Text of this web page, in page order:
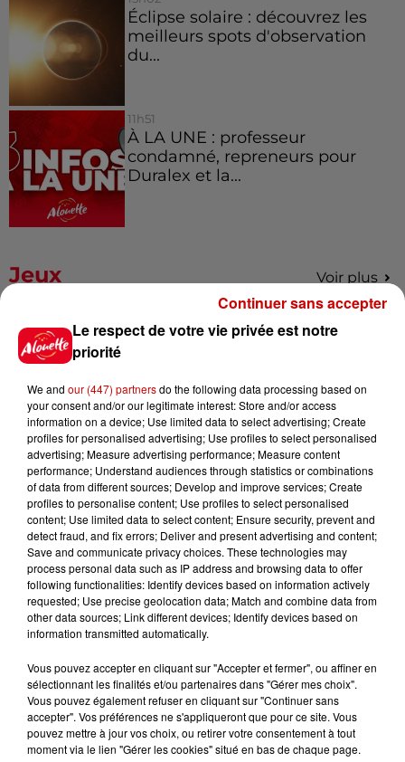
Éclipse solaire : découvrez les
meilleurs spots d'observation
du...
11h51
À LA UNE : professeur
condamné, repreneurs pour
Duralex et la...
Jeux Voir plus
Gagnez vos places pour le
Festival du Roi Arthur 2026 !
Gagnez vos entrées pour le
Musée du Sport Automobile au
Mans !
Alouette vous invite à
Futuroscope Xperiences !
Le Duel - Gagnez votre balade
en jet ski !
Le respect de votre vie privée est notre
priorité
We and our (447) partnersdo the following data processing based on
your consent and/or our legitimate interest: Store and/or access
information on a device; Use limited data to select advertising; Create
profiles for personalised advertising; Use profiles to select personalised
advertising; Measure advertising performance; Measure content
performance; Understand audiences through statistics or combinations
of data from different sources; Develop and improve services; Create
profiles to personalise content; Use profiles to select personalised
content; Use limited data to select content; Ensure security, prevent and
detect fraud, and fix errors; Deliver and present advertising and content;
Save and communicate privacy choices. These technologies may
process personal data such as IP address and browsing data to offer
following functionalities: Identify devices based on information actively
requested; Use precise geolocation data; Match and combine data from
other data sources; Link different devices; Identify devices based on
information transmitted automatically.
Vous pouvez accepter en cliquant sur "Accepter et fermer", ou affiner en
sélectionnant les finalités et/ou partenaires dans "Gérer mes choix".
Vous pouvez également refuser en cliquant sur "Continuer sans
accepter". Vos préférences ne s'appliqueront que pour ce site. Vous
pouvez mettre à jour vos choix, ou retirer votre consentement à tout
moment via le lien "Gérer les cookies" situé en bas de chaque page.
Continuer sans accepter